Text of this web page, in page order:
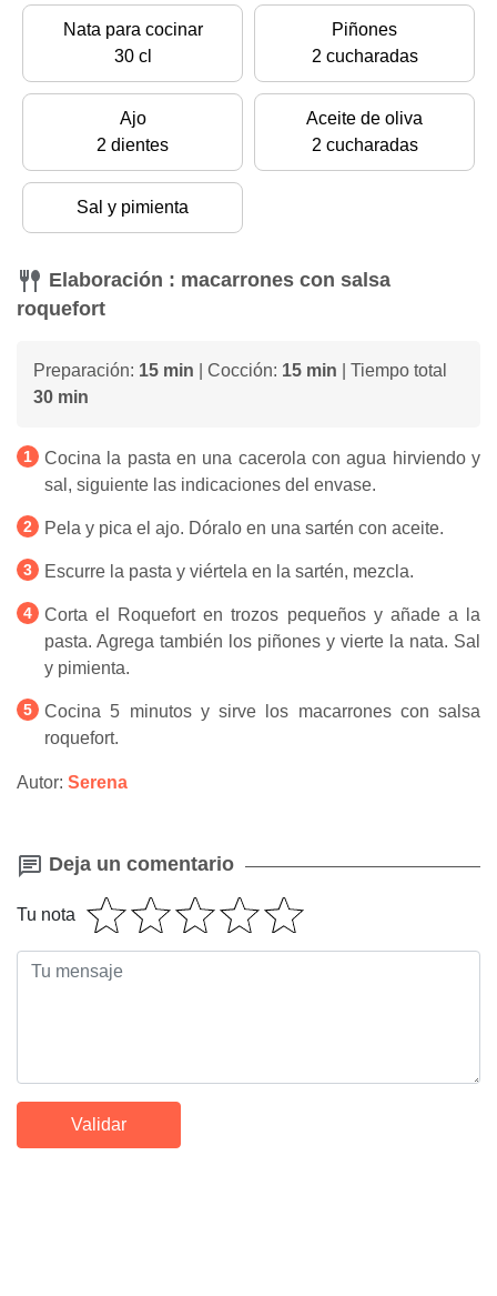
Nata para cocinar
30 cl
Piñones
2 cucharadas
Ajo
2 dientes
Aceite de oliva
2 cucharadas
Sal y pimienta
Elaboración : macarrones con salsa
roquefort
Preparación: 15 min | Cocción: 15 min | Tiempo total
30 min
Cocina la pasta en una cacerola con agua hirviendo y
sal, siguiente las indicaciones del envase.
Pela y pica el ajo. Dóralo en una sartén con aceite.
Escurre la pasta y viértela en la sartén, mezcla.
Corta el Roquefort en trozos pequeños y añade a la
pasta. Agrega también los piñones y vierte la nata. Sal
y pimienta.
Cocina 5 minutos y sirve los macarrones con salsa
roquefort.
Autor: Serena
Deja un comentario
Tu nota